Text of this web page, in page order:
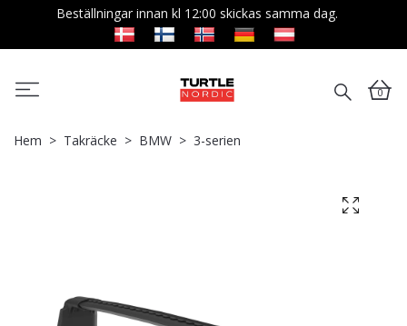
Beställningar innan kl 12:00 skickas samma dag.
0
Hem Takräcke BMW 3-serien